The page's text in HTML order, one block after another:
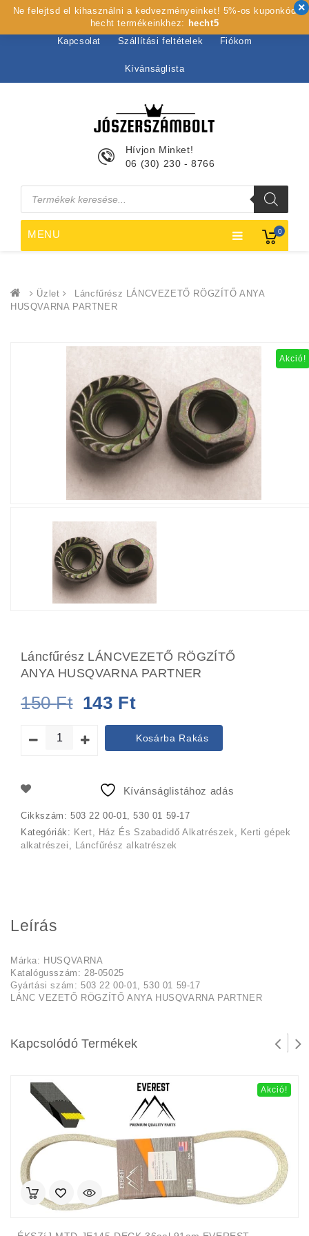
Kezdőlap Rólunk Webshop Szolgáltatások
Kapcsolat Szállítási feltételek Fiókom
Kívánságlista
0
Hívjon Minket!
06 (30) 230 - 8766
Products
search
MENU
Üzlet
Láncfűrész LÁNCVEZETŐ RÖGZÍTŐ ANYA
HUSQVARNA PARTNER
Akció!
Láncfűrész LÁNCVEZETŐ RÖGZÍTŐ
ANYA HUSQVARNA PARTNER
150Ft Original
price
was:
150 Ft.
143 Ft
price
is:
Kosárba Rakás
Kívánságlistához adás
Cikkszám: 503 22 00-01, 530 01 59-17
Kategóriák: Kert, Ház És Szabadidő Alkatrészek , Kerti gépek
alkatrészei , Láncfűrész alkatrészek
Leírás
Márka: HUSQVARNA
Katalógusszám: 28-05025
Gyártási szám: 503 22 00-01, 530 01 59-17
LÁNC VEZETŐ RÖGZÍTŐ ANYA HUSQVARNA PARTNER
Kapcsolódó Termékek
Akció!
Ne felejtsd el kihasználni a kedvezményeinket! 5%-os kuponkód
hecht termékeinkhez: hecht5